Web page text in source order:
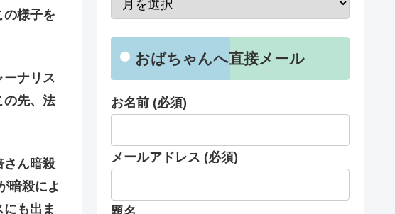
の様子を
ナリス
の先、法
さん暗殺
暗殺によ
も出ま
おばちゃんへ直接メール
お名前 (必須)
メールアドレス (必須)